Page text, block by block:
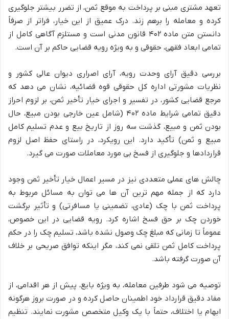
تعهد مشتری مبنی بر پرداخت به موقع ثمن، از تضرر بیشتر جلوگیری
کرده و معامله را برهم زند. درک عمیق از این خیار، فراتر از صرفاً
دانستن متن ماده ۴۰۲ قانون مدنی است و مستلزم آگاهی کامل از
تمامی ابعاد فقهی، حقوقی و به ویژه رویه قضایی حاکم بر آن است.
بررسی دقیق آرای وحدت رویه، آرای اصراری دیوان عالی کشور و
نظریات مشورتی اداره کل حقوقی قوه قضائیه، نشان می دهد که
مرجع قضایی کشور، در تفسیر و اجرای خیار تأخیر ثمن، بر لزوم احراز
دقیق تمامی شرایط ماده ۴۰۲ (شامل عین خارجی بودن مبیع، حال
بودن ثمن و مبیع، گذشت سه روز از تاریخ بیع و عدم تسلیم کامل
مبیع و ثمن) تأکید دارد. این رویکرد، در راستای حفظ اصل لزوم
قراردادها و جلوگیری از فسخ بی مورد معاملات صورت می گیرد.
چالش های عملی متعددی نیز در مسیر اعمال خیار تأخیر ثمن وجود
دارد که از جمله مهم ترین آن ها می توان به مسائل مربوط به
پرداخت ثمن با چک (عادی، تضمینی یا مسافرتی) و تأثیر برگشت
خوردن چک بر حق فسخ اشاره کرد. رویه قضایی در این خصوص،
عموماً تا زمانی که مبلغ چک وصول نشده باشد، تسلیم چک را در حکم
پرداخت کامل ثمن تلقی نمی کند، مگر اینکه توافق صریحی بر خلاف
آن صورت گرفته باشد.
توصیه می شود طرفین معامله، به ویژه بایع، پیش از هر اقدامی، از
مفاد دقیق قرارداد خود اطمینان حاصل کرده و در صورت بروز هرگونه
ابهام یا اختلاف، حتماً با یک وکیل متخصص مشورت نمایند. تنظیم